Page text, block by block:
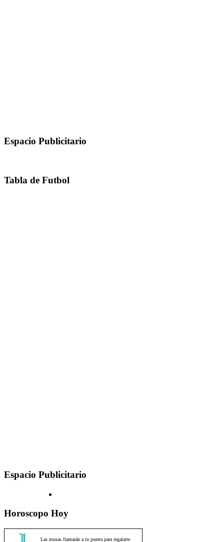
Espacio Publicitario
Tabla de Futbol
Espacio Publicitario
Horoscopo Hoy